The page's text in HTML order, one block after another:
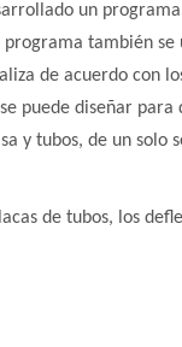
un
programa también
de acuerdo con
puede diseñar
y tubos, de un solo
de tubos, los